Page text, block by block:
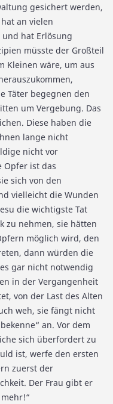
gesichert werden,
an vielen
hat Erlösung
müsste der Großteil
Kleinen wäre, um aus
Täter begegnen den
um Vergebung. Das
Diese haben die
lange nicht
nicht vor
Opfer ist das
sich von den
vielleicht die Wunden
die wichtigste Tat
zu nehmen, sie hätten
möglich wird, den
dann würden die
gar nicht notwendig
in der Vergangenheit
von der Last des Alten
weh, sie fängt nicht
an. Vor dem
sich überfordert zu
ist, werfe den ersten
zuerst der
Der Frau gibt er